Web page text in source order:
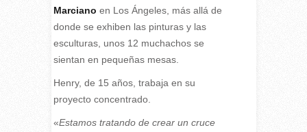
Marciano en Los Ángeles, más allá de
donde se exhiben las pinturas y las
esculturas, unos 12 muchachos se
sientan en pequeñas mesas.
Henry, de 15 años, trabaja en su
proyecto concentrado.
«Estamos tratando de crear un cruce